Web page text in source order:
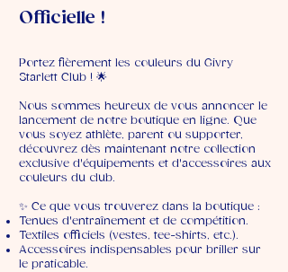
Officielle !
Portez fièrement les couleurs du Givry
Starlett Club ! 🌟
Nous sommes heureux de vous annoncer le
lancement de notre boutique en ligne. Que
vous soyez athlète, parent ou supporter,
découvrez dès maintenant notre collection
exclusive d'équipements et d'accessoires aux
couleurs du club.
✨ Ce que vous trouverez dans la boutique :
Tenues d'entraînement et de compétition.
Textiles officiels (vestes, tee-shirts, etc.).
Accessoires indispensables pour briller sur
le praticable.